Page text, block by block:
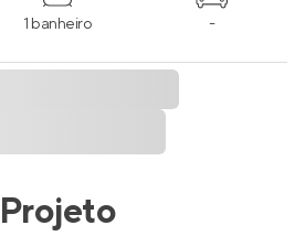
1 banheiro -
Projeto